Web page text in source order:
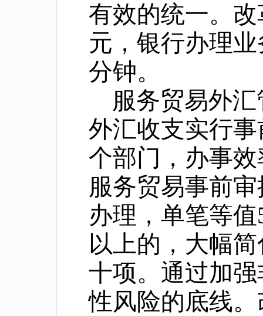
有效的统一。
元，银行办理
分钟。
服务贸易外汇
外汇收支实行
个部门，办事
服务贸易事前
办理，单笔等
以上的，大幅
十项。通过加
性风险的底线